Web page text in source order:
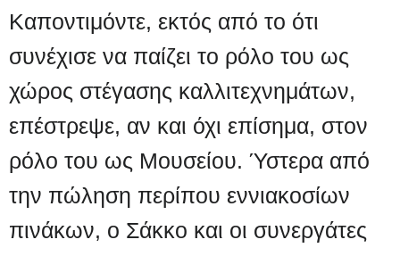
Καποντιμόντε, εκτός από το ότι
συνέχισε να παίζει το ρόλο του ως
χώρος στέγασης καλλιτεχνημάτων,
επέστρεψε, αν και όχι επίσημα, στον
ρόλο του ως Μουσείου. Ύστερα από
την πώληση περίπου εννιακοσίων
πινάκων, ο Σάκκο και οι συνεργάτες